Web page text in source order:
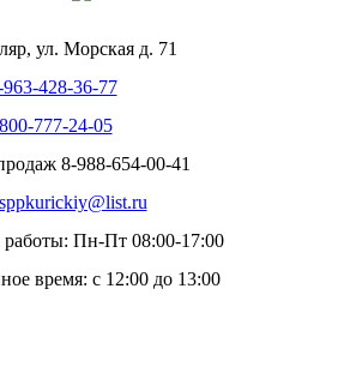
ул. Морская д. 71
963-428-36-77
777-24-05
8-988-654-00-41
sppkurickiy@list.ru
работы: Пн-Пт 08:00-17:00
время: с 12:00 до 13:00